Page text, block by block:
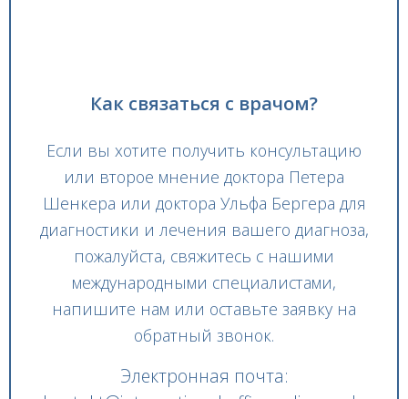
Как связаться с врачом?
Если вы хотите получить консультацию
или второе мнение доктора Петера
Шенкера или доктора Ульфа Бергера для
диагностики и лечения вашего диагноза,
пожалуйста, свяжитесь с нашими
международными специалистами,
напишите нам или оставьте заявку на
обратный звонок.
Электронная почта: